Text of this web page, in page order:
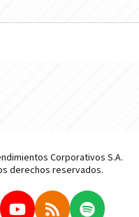
Corporativos S.A.
derechos reservados.